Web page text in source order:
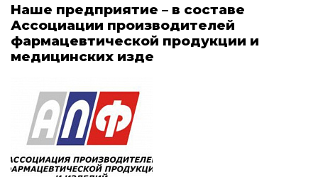
Наше предприятие – в составе
Ассоциации производителей
фармацевтической продукции и
медицинских изде